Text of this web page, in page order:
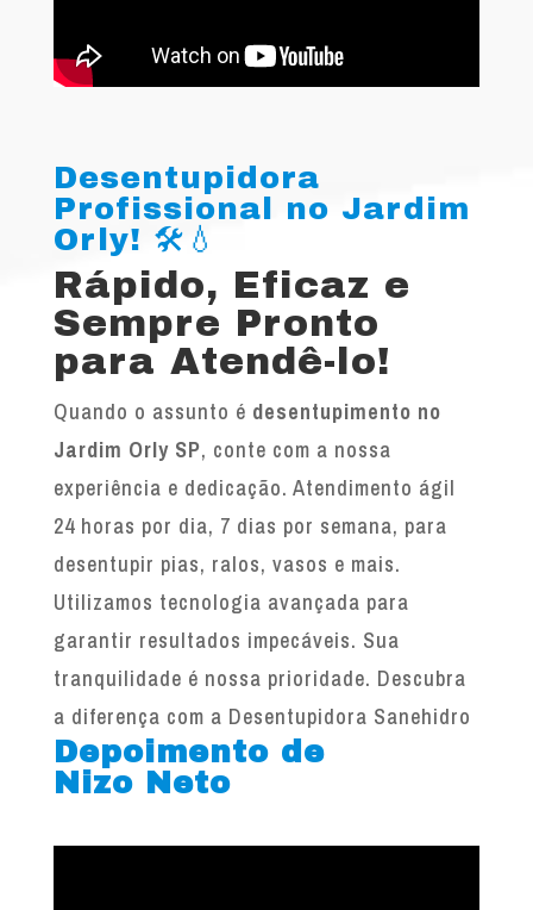
Desentupidora
Profissional no Jardim
Orly! 🛠️💧
Rápido, Eficaz e
Sempre Pronto
para Atendê-lo!
Quando o assunto é desentupimento no
Jardim Orly SP, conte com a nossa
experiência e dedicação. Atendimento ágil
24 horas por dia, 7 dias por semana, para
desentupir pias, ralos, vasos e mais.
Utilizamos tecnologia avançada para
garantir resultados impecáveis. Sua
tranquilidade é nossa prioridade. Descubra
a diferença com a Desentupidora Sanehidro
Depoimento de
Nizo Neto